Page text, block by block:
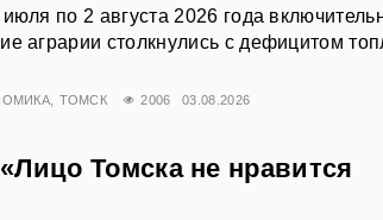
по 2 августа 2026 года
аграрии столкнулись с дефицитом
ТОМСК 2006 03.08.2026
Томска не нравится